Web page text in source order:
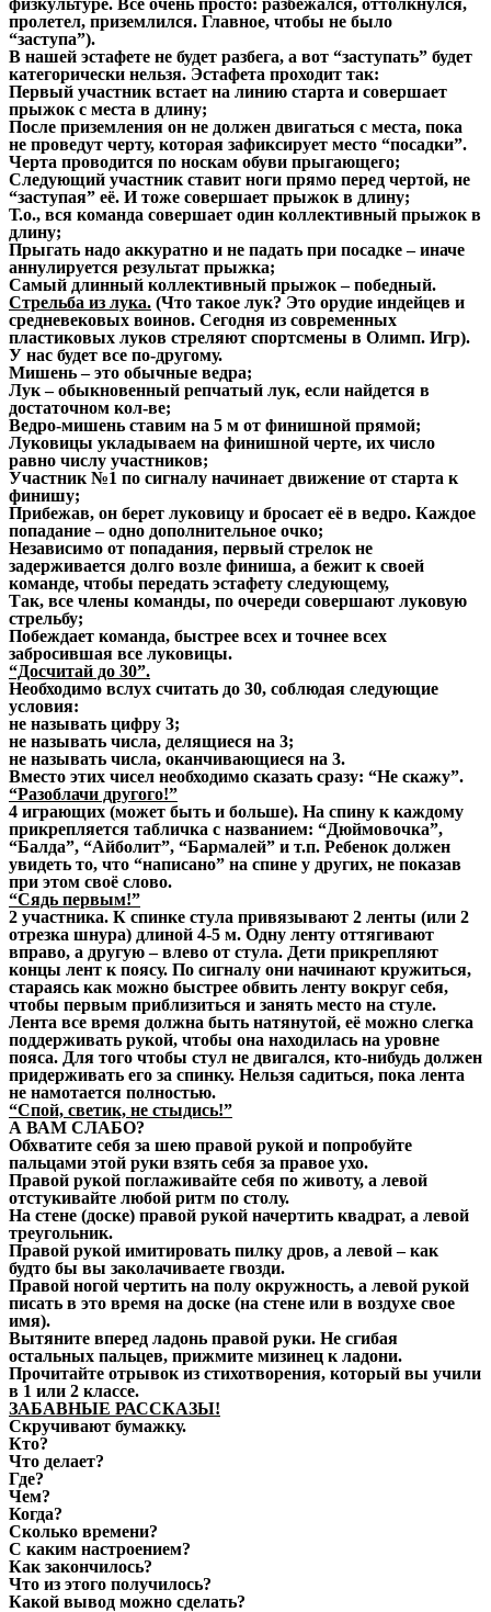
пролетел, приземлился. Главное, чтобы не было
“заступа”).
В нашей эстафете не будет разбега, а вот “заступать” будет
категорически нельзя. Эстафета проходит так:
Первый участник встает на линию старта и совершает
прыжок с места в длину;
После приземления он не должен двигаться с места, пока
не проведут черту, которая зафиксирует место “посадки”.
Черта проводится по носкам обуви прыгающего;
Следующий участник ставит ноги прямо перед чертой, не
“заступая” её. И тоже совершает прыжок в длину;
Т.о., вся команда совершает один коллективный прыжок в
длину;
Прыгать надо аккуратно и не падать при посадке – иначе
аннулируется результат прыжка;
Самый длинный коллективный прыжок – победный.
Стрельба из лука. (Что такое лук? Это орудие индейцев и
средневековых воинов. Сегодня из современных
пластиковых луков стреляют спортсмены в Олимп. Игр).
У нас будет все по-другому.
Мишень – это обычные ведра;
Лук – обыкновенный репчатый лук, если найдется в
достаточном кол-ве;
Ведро-мишень ставим на 5 м от финишной прямой;
Луковицы укладываем на финишной черте, их число
равно числу участников;
Участник №1 по сигналу начинает движение от старта к
финишу;
Прибежав, он берет луковицу и бросает её в ведро. Каждое
попадание – одно дополнительное очко;
Независимо от попадания, первый стрелок не
задерживается долго возле финиша, а бежит к своей
команде, чтобы передать эстафету следующему,
Так, все члены команды, по очереди совершают луковую
стрельбу;
Побеждает команда, быстрее всех и точнее всех
забросившая все луковицы.
“Досчитай до 30”.
Необходимо вслух считать до 30, соблюдая следующие
условия:
не называть цифру 3;
не называть числа, делящиеся на 3;
не называть числа, оканчивающиеся на 3.
Вместо этих чисел необходимо сказать сразу: “Не скажу”.
“Разоблачи другого!”
4 играющих (может быть и больше). На спину к каждому
прикрепляется табличка с названием: “Дюймовочка”,
“Балда”, “Айболит”, “Бармалей” и т.п. Ребенок должен
увидеть то, что “написано” на спине у других, не показав
при этом своё слово.
“Сядь первым!”
2 участника. К спинке стула привязывают 2 ленты (или 2
отрезка шнура) длиной 4-5 м. Одну ленту оттягивают
вправо, а другую – влево от стула. Дети прикрепляют
концы лент к поясу. По сигналу они начинают кружиться,
стараясь как можно быстрее обвить ленту вокруг себя,
чтобы первым приблизиться и занять место на стуле.
Лента все время должна быть натянутой, её можно слегка
поддерживать рукой, чтобы она находилась на уровне
пояса. Для того чтобы стул не двигался, кто-нибудь должен
придерживать его за спинку. Нельзя садиться, пока лента
не намотается полностью.
“Спой, светик, не стыдись!”
А ВАМ СЛАБО?
Обхватите себя за шею правой рукой и попробуйте
пальцами этой руки взять себя за правое ухо.
Правой рукой поглаживайте себя по животу, а левой
отстукивайте любой ритм по столу.
На стене (доске) правой рукой начертить квадрат, а левой
треугольник.
Правой рукой имитировать пилку дров, а левой – как
будто бы вы заколачиваете гвозди.
Правой ногой чертить на полу окружность, а левой рукой
писать в это время на доске (на стене или в воздухе свое
имя).
Вытяните вперед ладонь правой руки. Не сгибая
остальных пальцев, прижмите мизинец к ладони.
Прочитайте отрывок из стихотворения, который вы учили
в 1 или 2 классе.
ЗАБАВНЫЕ РАССКАЗЫ!
Скручивают бумажку.
Кто?
Что делает?
Где?
Чем?
Когда?
Сколько времени?
С каким настроением?
Как закончилось?
Что из этого получилось?
Какой вывод можно сделать?